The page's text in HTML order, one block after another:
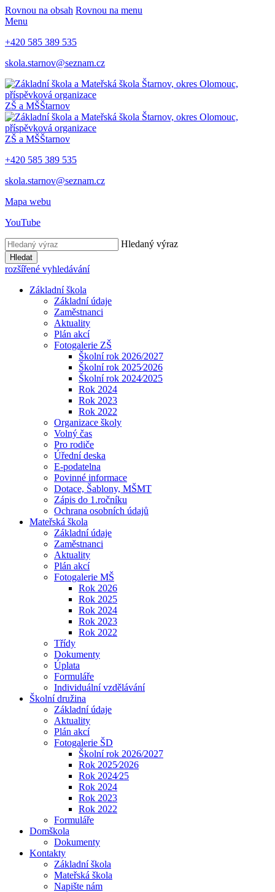
Rovnou na obsah Rovnou na menu
Menu
+420 585 389 535
skola.starnov@seznam.cz
ZŠ a MŠŠtarnov
ZŠ a MŠŠtarnov
+420 585 389 535
skola.starnov@seznam.cz
Mapa webu
YouTube
Hledaný výraz
Hledat
rozšířené vyhledávání
Základní škola
Základní údaje
Zaměstnanci
Aktuality
Plán akcí
Fotogalerie ZŠ
Školní rok 2026/2027
Školní rok 2025⁄2026
Školní rok 2024⁄2025
Rok 2024
Rok 2023
Rok 2022
Organizace školy
Volný čas
Pro rodiče
Úřední deska
E-podatelna
Povinné informace
Dotace, Šablony, MŠMT
Zápis do 1.ročníku
Ochrana osobních údajů
Mateřská škola
Základní údaje
Zaměstnanci
Aktuality
Plán akcí
Fotogalerie MŠ
Rok 2026
Rok 2025
Rok 2024
Rok 2023
Rok 2022
Třídy
Dokumenty
Úplata
Formuláře
Individuální vzdělávání
Školní družina
Základní údaje
Aktuality
Plán akcí
Fotogalerie ŠD
Školní rok 2026/2027
Rok 2025⁄2026
Rok 2024⁄25
Rok 2024
Rok 2023
Rok 2022
Formuláře
Domškola
Dokumenty
Kontakty
Základní škola
Mateřská škola
Napište nám